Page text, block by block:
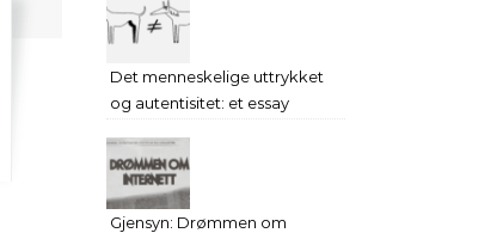
Det menneskelige uttrykket
og autentisitet: et essay
Gjensyn: Drømmen om